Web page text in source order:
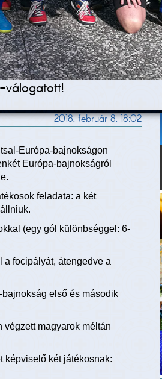
2018. február 8. 18:02
Európa-bajnokságon
Európa-bajnokságról
feladata: a két
(egy gól különbséggel: 6-
a focipályát, átengedve a
első és második
magyarok méltán
képviselő két játékosnak: